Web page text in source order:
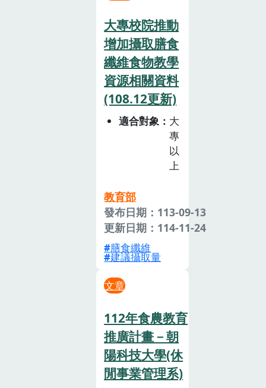
大專校院推動
增加攝取膳食
纖維食物教學
資源相關資料
(108.12更新)
適合對象
大
專
以
上
教育部
發布日期：113-09-13
更新日期：114-11-24
膳食纖維
建議攝取量
文章
112年食農教育
推廣計畫－朝
陽科技大學(休
閒事業管理系)